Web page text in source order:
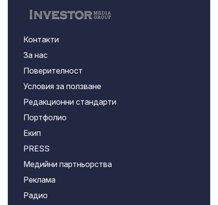
Контакти
За нас
Поверителност
Условия за ползване
Редакционни стандарти
Портфолио
Екип
PRESS
Медийни партньорства
Реклама
Радио